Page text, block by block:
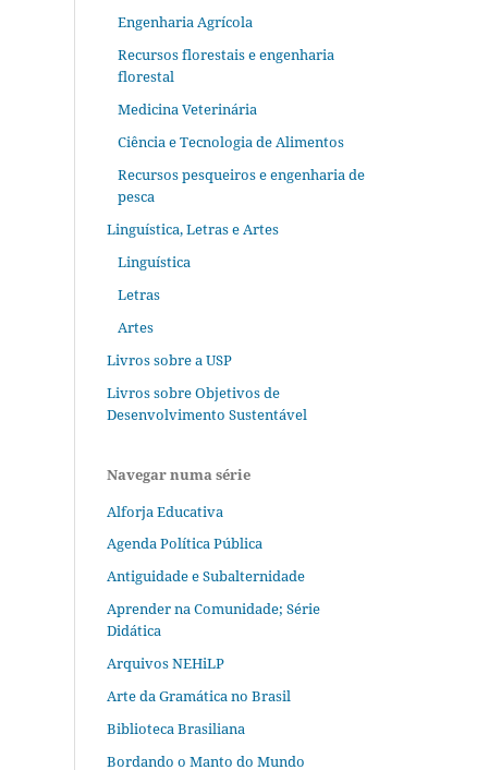
Engenharia Agrícola
Recursos florestais e engenharia
florestal
Medicina Veterinária
Ciência e Tecnologia de Alimentos
Recursos pesqueiros e engenharia de
pesca
Linguística, Letras e Artes
Linguística
Letras
Artes
Livros sobre a USP
Livros sobre Objetivos de
Desenvolvimento Sustentável
Navegar numa série
Alforja Educativa
Agenda Política Pública
Antiguidade e Subalternidade
Aprender na Comunidade; Série
Didática
Arquivos NEHiLP
Arte da Gramática no Brasil
Biblioteca Brasiliana
Bordando o Manto do Mundo